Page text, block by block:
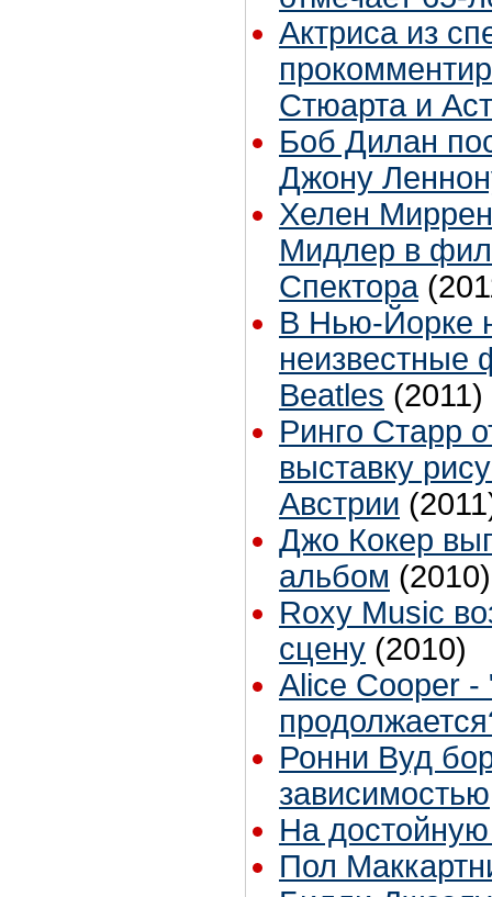
Актриса из
Стюарта и
Боб Дилан
Джону
Хелен
Мидлер в
Спектора
В Нью-Йорке
неизвестные
Beatles (2011)
Ринго Старр
выставку
Австрии
Джо Кокер
альбом (2010)
Roxy Music
сцену (2010)
Alice Cooper
Ронни Вуд
зависимостью
На достойную
Пол